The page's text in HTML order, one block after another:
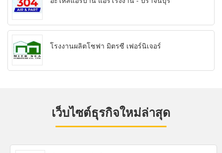
โรงงานผลิตโซฟา มิตรซี เฟอร์นิเจอร์
เว็บไซต์ธุรกิจใหม่ล่าสุด